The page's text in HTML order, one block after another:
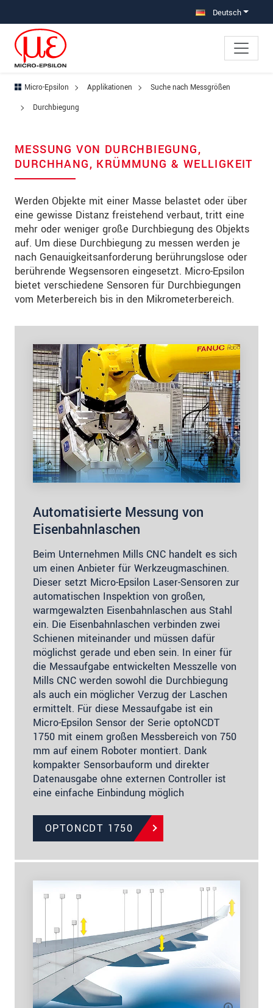
Deutsch
Micro-Epsilon Applikationen
Suche nach Messgrößen
Durchbiegung
MESSUNG VON DURCHBIEGUNG,
DURCHHANG, KRÜMMUNG & WELLIGKEIT
Werden Objekte mit einer Masse belastet oder über
eine gewisse Distanz freistehend verbaut, tritt eine
mehr oder weniger große Durchbiegung des Objekts
auf. Um diese Durchbiegung zu messen werden je
nach Genauigkeitsanforderung berührungslose oder
berührende Wegsensoren eingesetzt. Micro-Epsilon
bietet verschiedene Sensoren für Durchbiegungen
vom Meterbereich bis in den Mikrometerbereich.
Automatisierte Messung von
Eisenbahnlaschen
Beim Unternehmen Mills CNC handelt es sich
um einen Anbieter für Werkzeugmaschinen.
Dieser setzt Micro-Epsilon Laser-Sensoren zur
automatischen Inspektion von großen,
warmgewalzten Eisenbahnlaschen aus Stahl
ein. Die Eisenbahnlaschen verbinden zwei
Schienen miteinander und müssen dafür
möglichst gerade und eben sein. In einer für
die Messaufgabe entwickelten Messzelle von
Mills CNC werden sowohl die Durchbiegung
als auch ein möglicher Verzug der Laschen
ermittelt. Für diese Messaufgabe ist ein
Micro-Epsilon Sensor der Serie optoNCDT
1750 mit einem großen Messbereich von 750
mm auf einem Roboter montiert. Dank
kompakter Sensorbauform und direkter
Datenausgabe ohne externen Controller ist
eine einfache Einbindung möglich
OPTONCDT 1750